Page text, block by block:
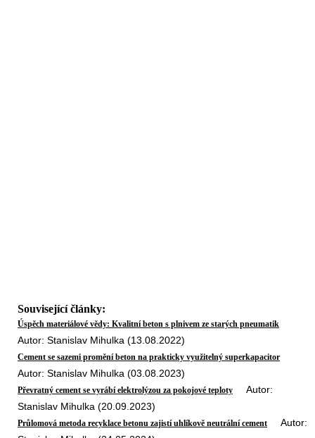
Související články:
Úspěch materiálové vědy: Kvalitní beton s plnivem ze starých pneumatik
Autor: Stanislav Mihulka (13.08.2022)
Cement se sazemi promění beton na prakticky využitelný superkapacitor
Autor: Stanislav Mihulka (03.08.2023)
Převratný cement se vyrábí elektrolýzou za pokojové teploty Autor:
Stanislav Mihulka (20.09.2023)
Průlomová metoda recyklace betonu zajistí uhlíkově neutrální cement Autor: